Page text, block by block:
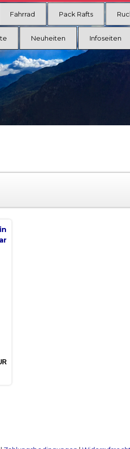
Fahrrad Pack Rafts
Neuheiten Infoseiten